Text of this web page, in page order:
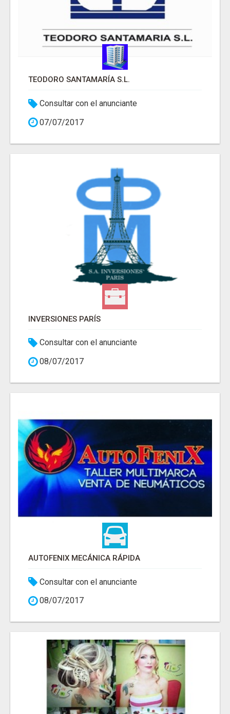
TEODORO SANTAMARÍA S.L.
Consultar con el anunciante
07/07/2017
INVERSIONES PARÍS
Consultar con el anunciante
08/07/2017
AUTOFENIX MECÁNICA RÁPIDA
Consultar con el anunciante
08/07/2017